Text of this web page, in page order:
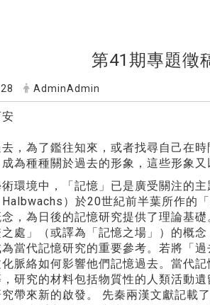
第41期專題徵
AdminAdmin
，為了鑑往知來，或者找尋自己在
為種種關於過去的形象，這些形象又
環境中，「記憶」已是廣受關注的
Halbwachs）於20世紀前半葉所作的
，為日後的記憶研究提供了理論基
之處」（或譯為「記憶之場」）的概
當代記憶研究的重要參考。若將「
脈絡如何影響他們記憶過去。當代
研究的材料包括物質性的人類活動
帶來新的啟發。 先秦兩漢文獻記載